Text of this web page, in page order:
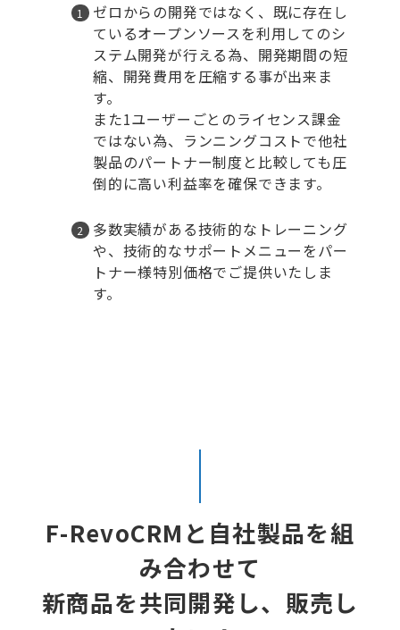
ゼロからの開発ではなく、既に存在し
ているオープンソースを利用してのシ
ステム開発が行える為、開発期間の短
縮、開発費用を圧縮する事が出来ま
す。​
また1ユーザーごとのライセンス課金
ではない為、ランニングコストで他社
製品のパートナー制度と比較しても圧
倒的に高い利益率を確保できます。
多数実績がある技術的なトレーニング
や、技術的なサポートメニューをパー
トナー様特別価格でご提供いたしま
す。
F-RevoCRMと自社製品を組
み合わせて
新商品を共同開発し、販売し